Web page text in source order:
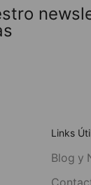
Links
Blog y